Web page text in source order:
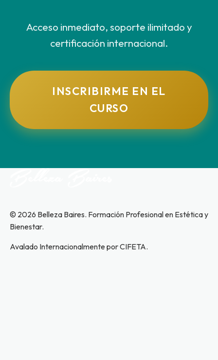
Acceso inmediato, soporte ilimitado y
certificación internacional.
INSCRIBIRME EN EL
CURSO
© 2026 Belleza Baires. Formación Profesional en Estética y
Bienestar.
Avalado Internacionalmente por CIFETA.